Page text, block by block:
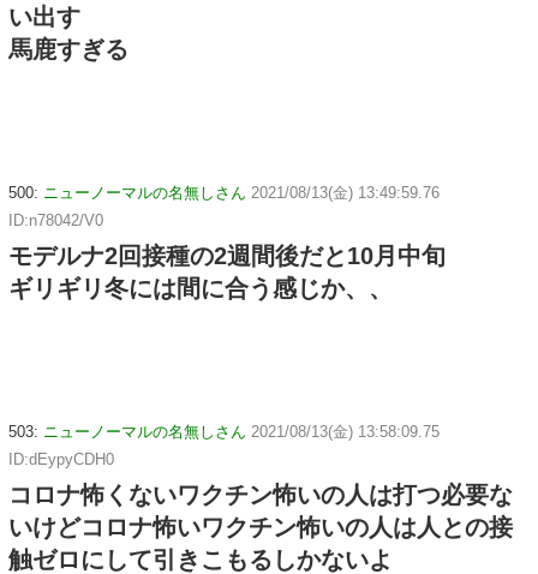
い出す
馬鹿すぎる
500: ニューノーマルの名無しさん 2021/08/13(金) 13:49:59.76
ID:n78042/V0
モデルナ2回接種の2週間後だと10月中旬
ギリギリ冬には間に合う感じか、、
503: ニューノーマルの名無しさん 2021/08/13(金) 13:58:09.75
ID:dEypyCDH0
コロナ怖くないワクチン怖いの人は打つ必要な
いけどコロナ怖いワクチン怖いの人は人との接
触ゼロにして引きこもるしかないよ